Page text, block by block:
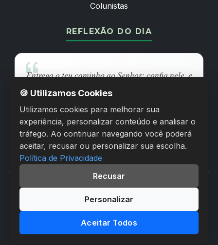
Colunistas
REFLEXÃO DO DIA
Entrega o teu caminho ao Senhor; confia nele, e
ele o fará.
SALMOS 37:5
Compartilhar pelo WhatsApp
© 2026 Evangeliza Brasil Oficial - Todos os direitos
reservados
Feito com fé e tecnologia.
🍪 Utilizamos Cookies
Utilizamos cookies para melhorar sua
experiência, personalizar conteúdo e analisar o
tráfego. Ao continuar navegando você poderá
aceitar, recusar ou personalizar sua escolha.
Política de Privacidade
Recusar
Personalizar
Aceitar Todos